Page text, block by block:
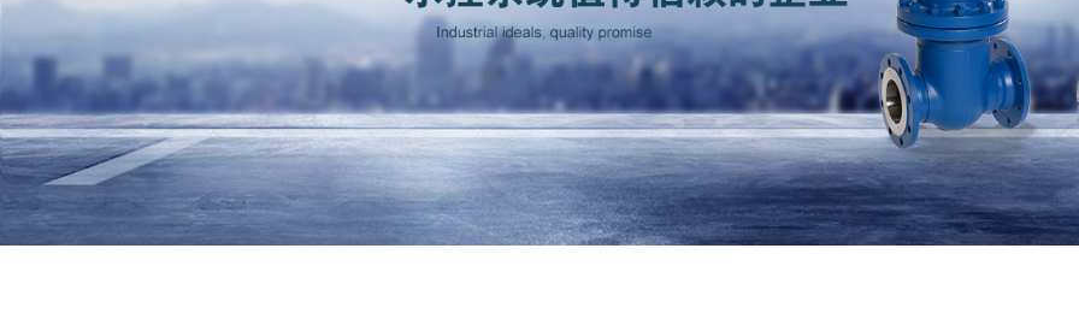
MECHANICAL AND ELECTRICAL INDUSTRY TRUSTWORTHY
HIGH-QUALITY BUSINESSES